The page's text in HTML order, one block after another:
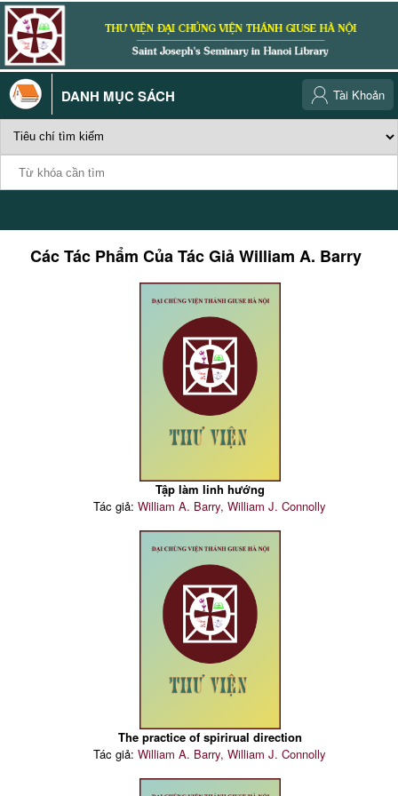
DANH MỤC SÁCH Tài Khoản
Các Tác Phẩm Của Tác GiảWilliam A. Barry
Tập làm linh hướng
Tác giả:William A. Barry, William J. Connolly
The practice of spirirual direction
Tác giả:William A. Barry, William J. Connolly